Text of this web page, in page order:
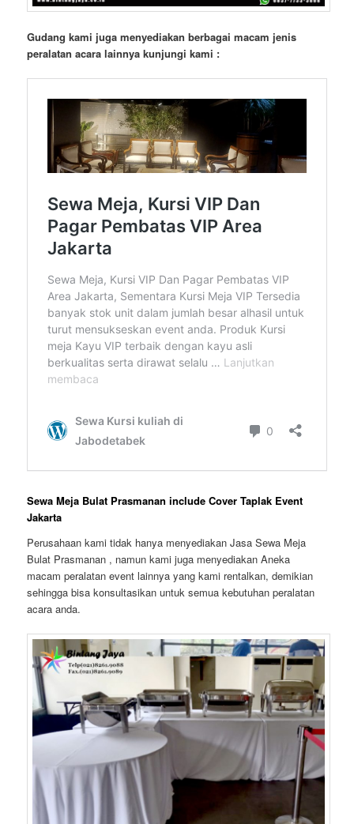
Gudang kami juga menyediakan berbagai macam jenis
peralatan acara lainnya kunjungi kami :
Sewa Meja Bulat Prasmanan include Cover Taplak Event
Jakarta
Perusahaan kami tidak hanya menyediakan Jasa Sewa Meja
Bulat Prasmanan , namun kami juga menyediakan Aneka
macam peralatan event lainnya yang kami rentalkan, demikian
sehingga bisa konsultasikan untuk semua kebutuhan peralatan
acara anda.